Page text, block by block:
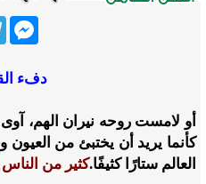
دفء
أو لامست روحه نيران الهم، آوى
كأنما يريد أن يختبئ من العيون
العالم ستارًا كثيفًا.كثير من الناس